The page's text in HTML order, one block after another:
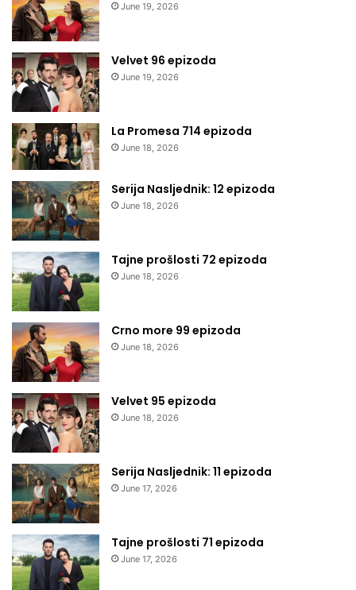
June 19, 2026
Velvet 96 epizoda
June 19, 2026
La Promesa 714 epizoda
June 18, 2026
Serija Nasljednik: 12 epizoda
June 18, 2026
Tajne prošlosti 72 epizoda
June 18, 2026
Crno more 99 epizoda
June 18, 2026
Velvet 95 epizoda
June 18, 2026
Serija Nasljednik: 11 epizoda
June 17, 2026
Tajne prošlosti 71 epizoda
June 17, 2026